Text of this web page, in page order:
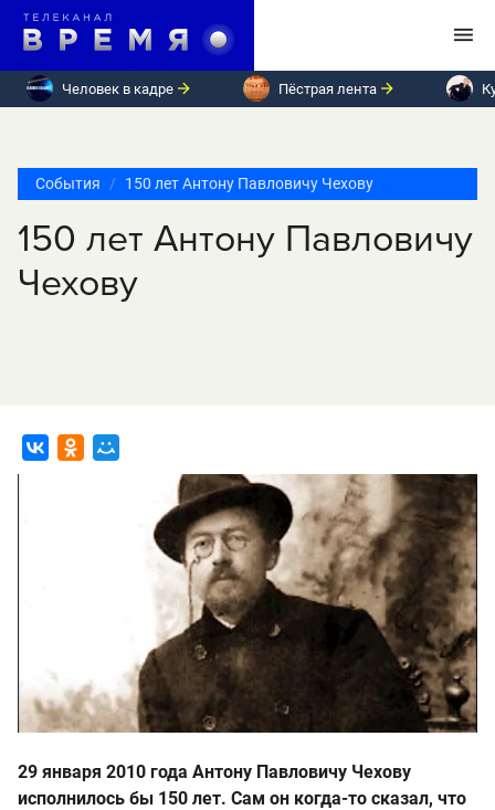
Человек в кадре Пёстрая лента
События 150 лет Антону Павловичу Чехову
150 лет Антону Павловичу
Чехову
29 января 2010 года Антону Павловичу Чехову
исполнилось бы 150 лет. Сам он когда-то сказал, что